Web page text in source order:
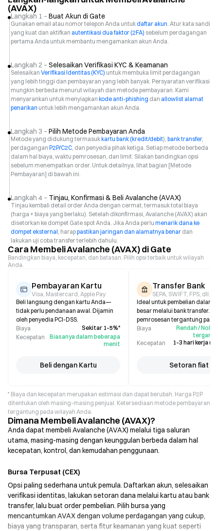
(AVAX)
Langkah 1 – Buat Akun di Gate
Gunakan email atau nomor telepon Anda untuk daftar akun. Atur kata sandi
yang kuat dan aktifkan autentikasi dua faktor (2FA) sebelum perdagangan
pertama Anda untuk membantu mengamankan akun Anda.
Langkah 2 – Selesaikan Verifikasi KYC & Keamanan
Selesaikan Verifikasi Identitas (KYC) untuk membuka limit perdagangan
yang lebih tinggi dan pembayaran yang lebih banyak. Persyaratan verifikasi
mungkin berbeda menurut wilayah dan metode pembayaran. Kami
menyarankan untuk menyiapkan kode anti-phishing dan allowlist alamat
penarikan untuk lebih mengamankan akun Anda.
Langkah 3 – Pilih Metode Pembayaran Anda
Metode yang didukung termasukkartu bank (kredit/debit), bank transfer,
perdagangan P2P/C2C, dan penyedia pihak ketiga. Setiap metode berbeda
dalam hal biaya, waktu pemrosesan, dan limit. Silakan bandingkan opsi
sebelum menempatkan order. Untuk detailnya, lihat bagian [Metode
Pembayaran] di bawah ini.
Langkah 4 – Tinjau, Konfirmasi & Beli Avalanche (AVAX)
Tinjau kembali detail order Anda dengan cermat, termasuk total biaya
(harga + biaya yang berlaku). Setelah dikonfirmasi, Avalanche (AVAX) akan
disetorkan ke dompet Gate spot Anda. Jika Anda perlu menarik dana ke
dompet eksternal, harappastikan jaringan dan alamatnya benar dan
lakukan uji coba transfer terlebih dahulu.
Cara Membeli Avalanche (AVAX) di Gate
Bandingkan biaya, kecepatan, dan batasan. Pilih opsi terbaik untuk wilayah
Anda.
Pembayaran Kartu
Visa, Mastercard, Apple Pay
Beli langsung dengan kartu Anda—
tidak perlu pendanaan awal. Dijamin
oleh penyedia PCI-DSS.
Biaya
Sekitar 1–5%*
Kecepatan
Biasanya dalam beberapa
menit
Beli dengan Kartu
Transfer Bank
SEPA, SWIFT, FPS, dll.
Ideal untuk pembelian dalam
besar melalui bank transfer.
pemrosesan tergantung pada
Biaya
Rendah / Nol
Kecepatan
1–3 hari kerja
Setoran fiat
* Biaya dan kecepatan merupakan estimasi dan dapat berubah. Harga P2P
ditentukan oleh masing-masing penjual. Ketersediaan metode pembayaran
tergantung pada wilayah Anda.
Dimana Membeli Avalanche (AVAX)?
Anda dapat membeli Avalanche (AVAX) melalui tiga saluran
utama, masing-masing dengan keunggulan berbeda dalam hal
kecepatan, kontrol, dan kemudahan penggunaan.
Bursa Terpusat (CEX)
Opsi paling sederhana untuk pemula. Daftarkan akun, selesaikan
verifikasi identitas, lakukan setoran dana melalui kartu atau bank
transfer, lalu buat order pembelian. Pilih bursa yang
mencantumkan AVAX dengan volume perdagangan yang cukup,
biaya yang transparan, serta fitur keamanan yang kuat seperti